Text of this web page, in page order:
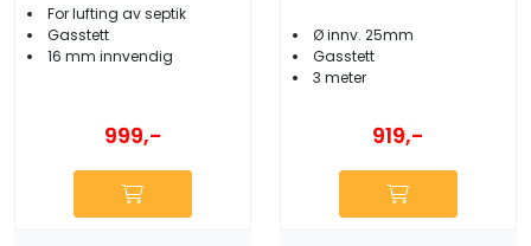
For lufting av septik
Gasstett
16 mm innvendig
999,-
Ø innv. 25mm
Gasstett
3 meter
919,-